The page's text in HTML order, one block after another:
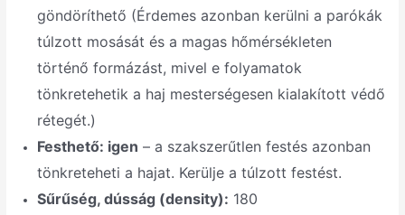
göndöríthető (Érdemes azonban kerülni a parókák
túlzott mosását és a magas hőmérsékleten
történő formázást, mivel e folyamatok
tönkretehetik a haj mesterségesen kialakított védő
rétegét.)
Festhető: igen – a szakszerűtlen festés azonban
tönkreteheti a hajat. Kerülje a túlzott festést.
Sűrűség, dússág (density): 180